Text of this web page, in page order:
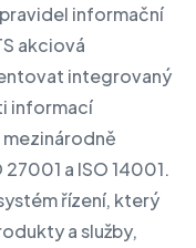
informační
akciová
integrovaný
informací
a ISO 14001.
řízení, který
a služby,